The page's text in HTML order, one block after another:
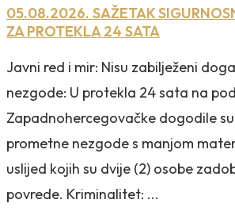
05.08.2026. SAŽETAK
ZA PROTEKLA 24 SATA
Javni red i mir: Nisu zabilježeni
nezgode: U protekla 24 sata na
Zapadnohercegovačke dogodile
prometne nezgode s manjom
uslijed kojih su dvije (2) osobe
povrede. Kriminalitet: ...